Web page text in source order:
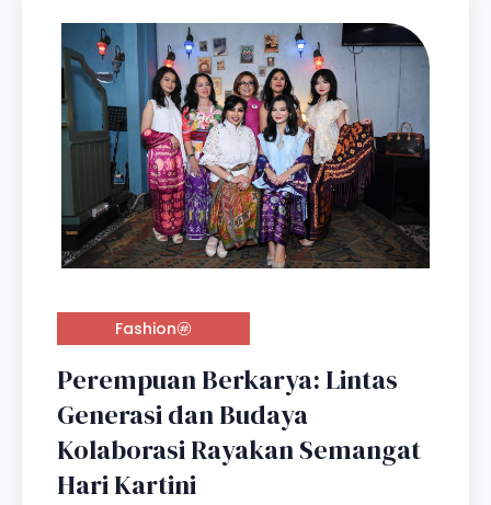
Fashion
Perempuan Berkarya: Lintas
Generasi dan Budaya
Kolaborasi Rayakan Semangat
Hari Kartini